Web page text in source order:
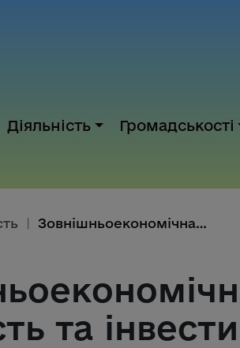
Діяльність Громадськості
Зовнішньоекономічна діяльність та інвестиції
та